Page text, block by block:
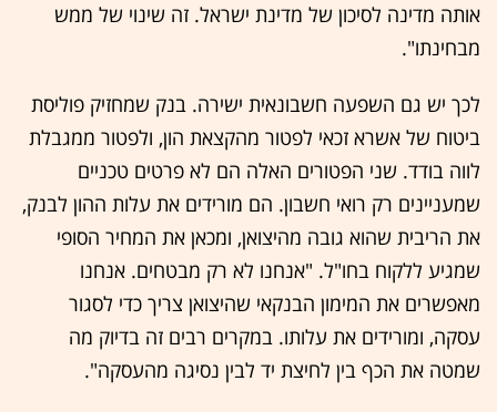
אותה מדינה לסיכון של מדינת ישראל. זה שינוי של ממש
מבחינתו".
לכך יש גם השפעה חשבונאית ישירה. בנק שמחזיק פוליסת
ביטוח של אשרא זכאי לפטור מהקצאת הון, ולפטור ממגבלת
לווה בודד. שני הפטורים האלה הם לא פרטים טכניים
שמעניינים רק רואי חשבון. הם מורידים את עלות ההון לבנק,
את הריבית שהוא גובה מהיצואן, ומכאן את המחיר הסופי
שמגיע ללקוח בחו"ל. "אנחנו לא רק מבטחים. אנחנו
מאפשרים את המימון הבנקאי שהיצואן צריך כדי לסגור
עסקה, ומורידים את עלותו. במקרים רבים זה בדיוק מה
שמטה את הכף בין לחיצת יד לבין נסיגה מהעסקה".